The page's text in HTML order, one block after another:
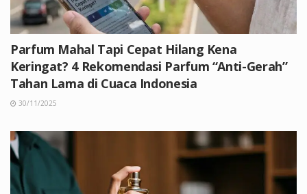
Parfum Mahal Tapi Cepat Hilang Kena
Keringat? 4 Rekomendasi Parfum “Anti-Gerah”
Tahan Lama di Cuaca Indonesia
30/11/2025